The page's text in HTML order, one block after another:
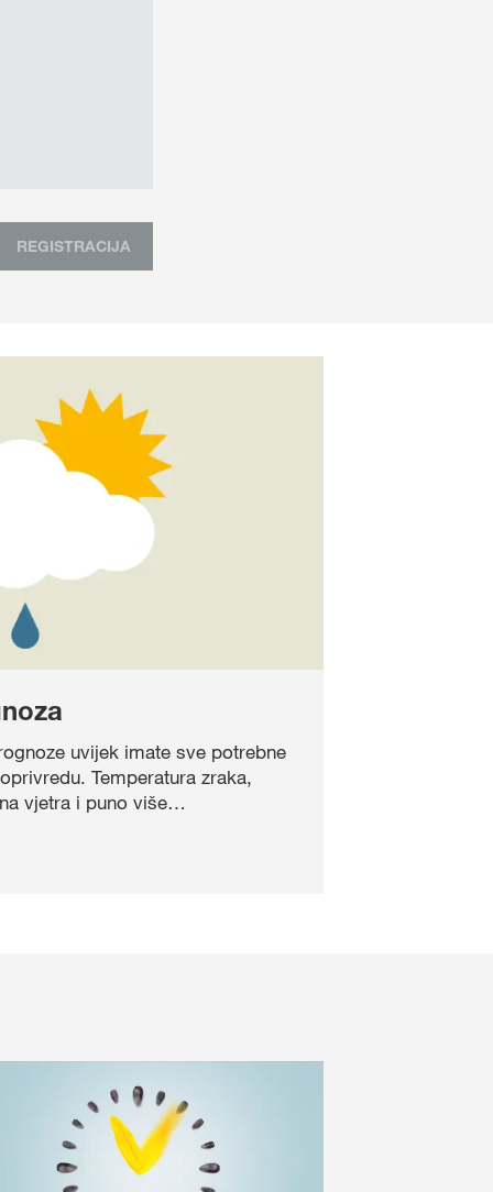
REGISTRACIJA
uvijek imate sve potrebne
Temperatura zraka,
vjetra i puno više…